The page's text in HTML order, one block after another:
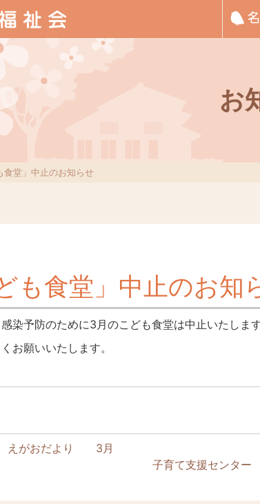
お
食堂」中止のお知らせ
も食堂」中止のお知
染予防のために3月のこども食堂は中止いたします
お願いいたします。
えがおだより 3月
子育て支援センター